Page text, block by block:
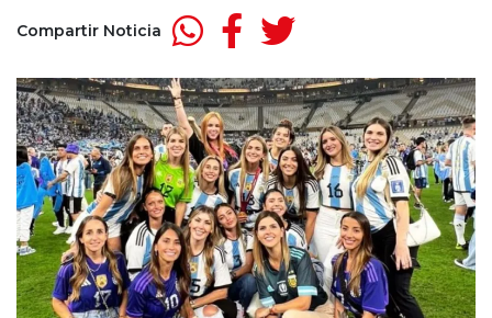
Compartir Noticia